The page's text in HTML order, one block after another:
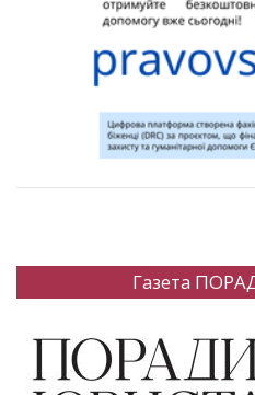
Газета